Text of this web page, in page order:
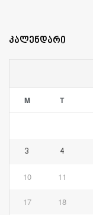
კალენდარი
M T
3 4
10 11
17 18